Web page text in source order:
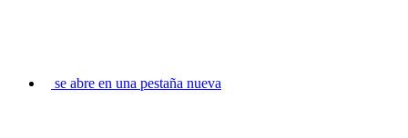
se abre en una pestaña nueva